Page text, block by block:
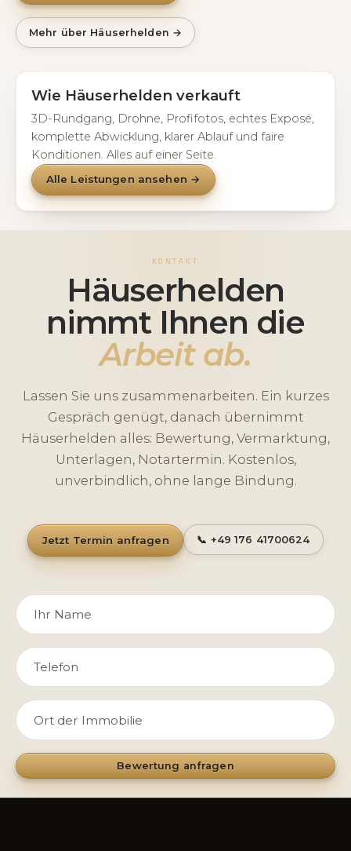
Mehr über Häuserhelden →
Wie Häuserhelden verkauft
3D-Rundgang, Drohne, Profifotos, echtes Exposé,
komplette Abwicklung, klarer Ablauf und faire
Konditionen. Alles auf einer Seite.
Alle Leistungen ansehen →
KONTAKT
Häuserhelden
nimmt Ihnen die
Arbeit ab.
Lassen Sie uns zusammenarbeiten. Ein kurzes
Gespräch genügt, danach übernimmt
Häuserhelden alles: Bewertung, Vermarktung,
Unterlagen, Notartermin. Kostenlos,
unverbindlich, ohne lange Bindung.
Jetzt Termin anfragen 📞 +49 176 41700624
Bewertung anfragen